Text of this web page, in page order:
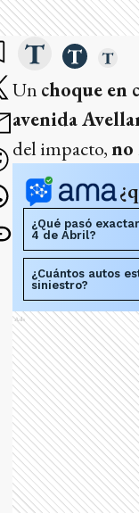
Un choque en
avenida
del impacto,no
¿Qué pasó
4 de Abril?
¿Cuántos autos
siniestro?
Ads